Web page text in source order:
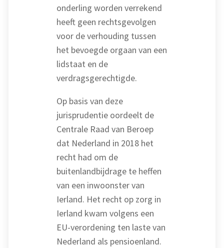
onderling worden verrekend
heeft geen rechtsgevolgen
voor de verhouding tussen
het bevoegde orgaan van een
lidstaat en de
verdragsgerechtigde.
Op basis van deze
jurisprudentie oordeelt de
Centrale Raad van Beroep
dat Nederland in 2018 het
recht had om de
buitenlandbijdrage te heffen
van een inwoonster van
Ierland. Het recht op zorg in
Ierland kwam volgens een
EU-verordening ten laste van
Nederland als pensioenland.